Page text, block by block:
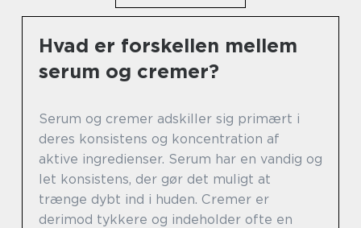
Hvad er forskellen mellem
serum og cremer?
Serum og cremer adskiller sig primært i
deres konsistens og koncentration af
aktive ingredienser. Serum har en vandig og
let konsistens, der gør det muligt at
trænge dybt ind i huden. Cremer er
derimod tykkere og indeholder ofte en